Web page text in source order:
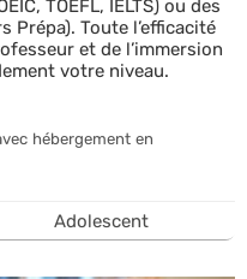
TOEFL, IELTS) ou des
Prépa). Toute l’efficacité
et de l’immersion
votre niveau.
hébergement en
Adolescent